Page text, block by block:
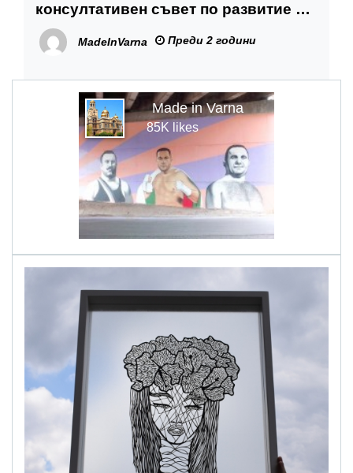
консултативен съвет по развитие на
градската среда към кмета
MadeInVarna Преди 2 години
Made in Varna
85K likes